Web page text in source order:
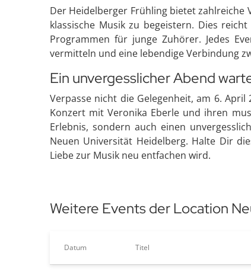
Der Heidelberger Frühling bietet
klassische Musik zu begeistern. Dies
Programmen für junge Zuhörer. Jedes
vermitteln und eine lebendige Verbindung
Ein unvergesslicher Abend
Verpasse nicht die Gelegenheit, am 6.
Konzert mit Veronika Eberle und ihren
Erlebnis, sondern auch einen
Neuen Universität Heidelberg. Halte Dir
Liebe zur Musik neu entfachen wird.
Weitere Events der Location
Datum Titel